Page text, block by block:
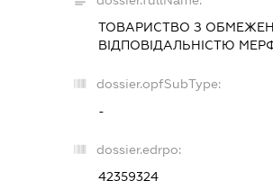
ТОВАРИСТВО З
ВІДПОВІДАЛЬНІСТЮ
dossier.opfSubType:
-
dossier.edrpo:
42359324